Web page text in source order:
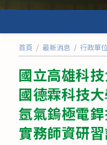
內
首頁 / 最新消息 / 行政單
國立高雄科
國德霖科技
氬氣鎢極電
實務師資研習